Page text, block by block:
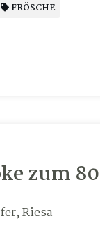
FRÖSCHE
zum
Riesa